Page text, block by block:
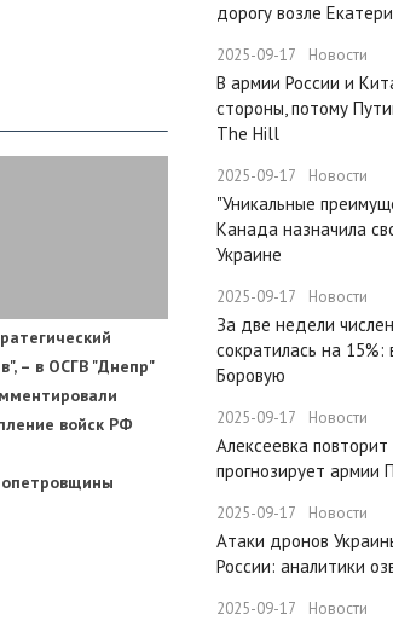
– в ОСГВ "Днепр"
войск РФ
дорогу возле
2025-09-17 Новости
​В армии России и
стороны, потому
The Hill
2025-09-17 Новости
​"Уникальные
Канада назначила
Украине
2025-09-17 Новости
​За две недели
сократилась на 15%:
Боровую
2025-09-17 Новости
​Алексеевка
прогнозирует армии
2025-09-17 Новости
​Атаки дронов
России: аналитики
2025-09-17 Новости